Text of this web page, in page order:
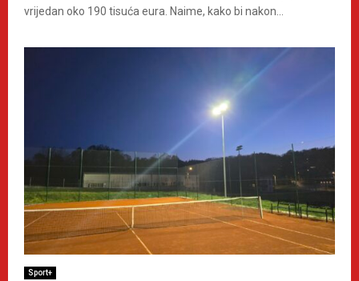
vrijedan oko 190 tisuća eura. Naime, kako bi nakon...
Sport+